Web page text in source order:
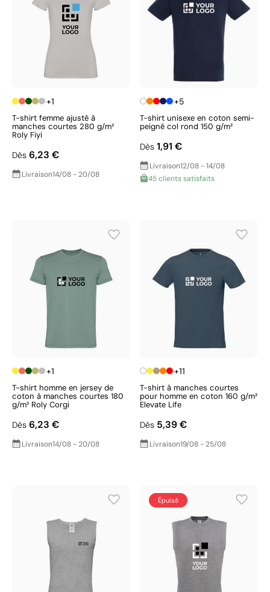
+1
T-shirt femme ajusté à
manches courtes 280 g/m²
Roly Fiyi
Dès 6,23 €
Livraison14/08 - 20/08
+5
T-shirt unisexe en coton semi-
peigné col rond 150 g/m²
Dès 1,91 €
Livraison12/08 - 14/08
45 clients satisfaits
+1
T-shirt homme en jersey de
coton à manches courtes 180
g/m² Roly Corgi
Dès 6,23 €
Livraison14/08 - 20/08
+11
T-shirt à manches courtes
pour homme en coton 160 g/m²
Elevate Life
Dès 5,39 €
Livraison19/08 - 25/08
Épuisé